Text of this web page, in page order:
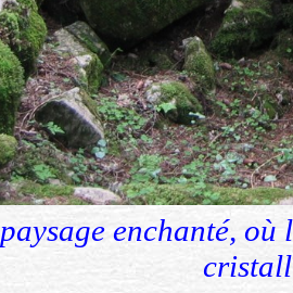
paysage enchanté,